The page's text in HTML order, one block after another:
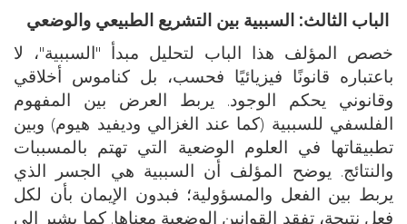
الباب الثالث: السببية بين التشريع الطبيعي والوضعي
خصص المؤلف هذا الباب لتحليل مبدأ "السببية"، لا
باعتباره قانونًا فيزيائيًا فحسب، بل كناموس أخلاقي
وقانوني يحكم الوجود. يربط العرض بين المفهوم
الفلسفي للسببية (كما عند الغزالي وديفيد هيوم) وبين
تطبيقاتها في العلوم الوضعية التي تهتم بالمسببات
والنتائج. يوضح المؤلف أن السببية هي الجسر الذي
يربط بين الفعل والمسؤولية؛ فبدون الإيمان بأن لكل
فعل نتيجة، تفقد القوانين الوضعية معناها. كما يشير إلى